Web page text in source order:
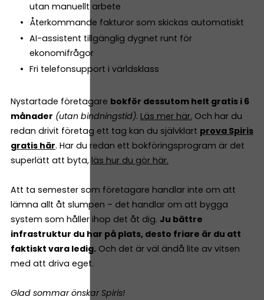
utan manuellt arbete
Återkommande fakturor som skickas automatiskt
AI-assistent tillgänglig dygnet runt för
ekonomifrågor
Fri telefonsupport i världsklass
Nystartade företagare bokför dessutom helt gratis i 6
månader (utan bindningstid). Läs mer här. Och har du
redan drivit företag ett tag kan du självklart prova Spiris
gratis här. Har du redan ett bokföringsprogram är det
superlätt att byta, läs hur du gör här.
Att ta semester som företagare handlar inte om att
lämna allt åt slumpen – det handlar om att bygga
system som håller ihop det åt dig. Ju bättre
infrastruktur du har på plats, desto friare är du att
faktiskt vara ledig. Och det är väl ändå lite av vitsen
med att driva eget.
Glad sommar önskar Spiris!